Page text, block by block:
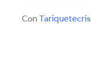
Con Tariquetecris